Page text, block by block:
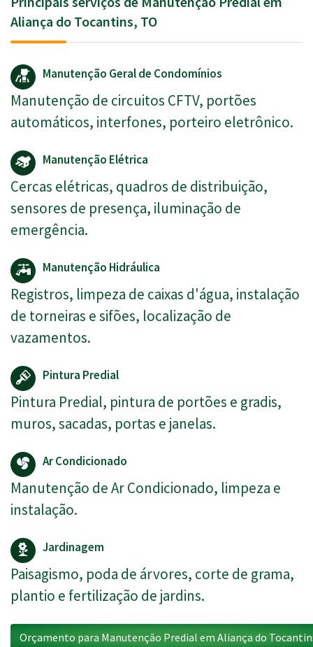
Aliança do Tocantins, TO
Manutenção Geral de Condomínios
Manutenção de circuitos CFTV, portões
automáticos, interfones, porteiro eletrônico.
Manutenção Elétrica
Cercas elétricas, quadros de distribuição,
sensores de presença, iluminação de
emergência.
Manutenção Hidráulica
Registros, limpeza de caixas d'água, instalação
de torneiras e sifões, localização de
vazamentos.
Pintura Predial
Pintura Predial, pintura de portões e gradis,
muros, sacadas, portas e janelas.
Ar Condicionado
Manutenção de Ar Condicionado, limpeza e
instalação.
Jardinagem
Paisagismo, poda de árvores, corte de grama,
plantio e fertilização de jardins.
Orçamento para Manutenção Predial em Aliança do